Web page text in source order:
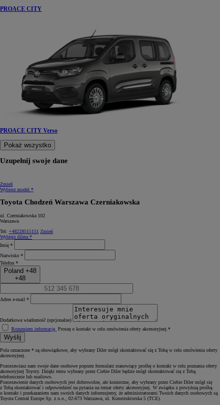
PROACE CITY
PROACE CITY Verso
Pokaż wszystko
Uzupełnij swoje dane
Zmień
Wybierz model *
Toyota Chodzeń Warszawa Czerniakowska
ul. Czerniakowska 102
Warszawa
Tel: +48228515151 Zmień
Wybierz dilera *
Imię *
Nazwisko *
Telefon *
Poland +48
+48
Adres e-mail *
Dodatkowa wiadomość (opcjonalne)
Rozumiem informację. Proszę o kontakt w celu omówienia oferty akcesoryjnej.*
Wyślij
Pola oznaczone * są obowiązkowe, aby wybrany Diler mógł skontaktować się z Tobą w celu omówienia oferty
akcesoryjnej.
Pozostawiasz nam swoje dane osobowe poprzez formularz stanowiący prośbę o kontakt w celu poznania oferty
akcesoryjnej Toyoty. Dzięki temu wybrany przez Ciebie Diler będzie mógł skontaktować się z Tobą
telefonicznie lub mailowo.
Pozostawienie danych osobowych jest dobrowolne, ale konieczne, aby wybrany przez Ciebie Diler mógł się
z Tobą skontaktować i odpowiedzieć na pytania na temat oferty akcesoryjnej. W związku z powyższą prośbą
o kontakt i przekazaniem nam swoich danych informujemy, że administratorami Twoich danych osobowych są
Toyota Central Europe Sp. z o.o., 02-673 Warszawa, ul. Konstruktorska 5 (TCE).